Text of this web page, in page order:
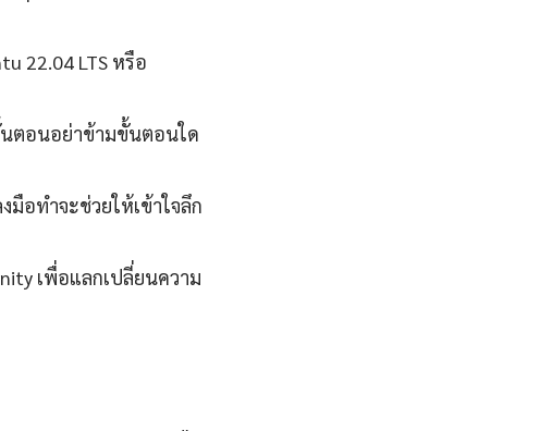
22.04 LTS หรือ
ตอนอย่าข้ามขั้นตอนใด
มือทำจะช่วยให้เข้าใจลึก
เพื่อแลกเปลี่ยนความ